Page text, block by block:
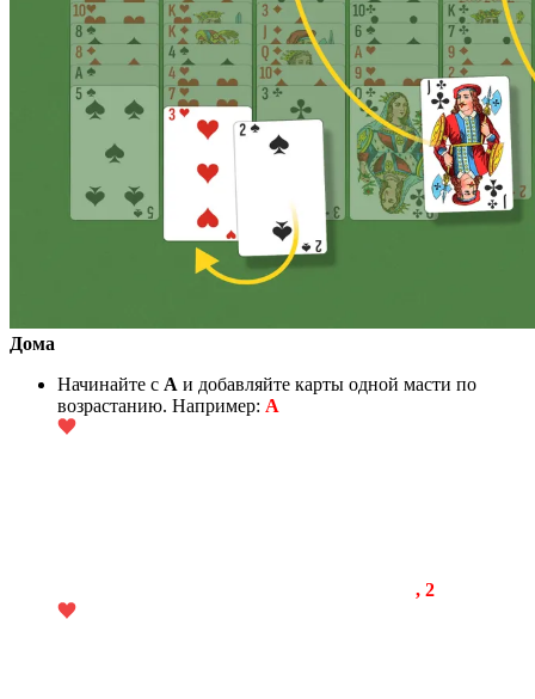
Дома
Начинайте с A и добавляйте карты одной масти по
возрастанию. Например: A
, 2